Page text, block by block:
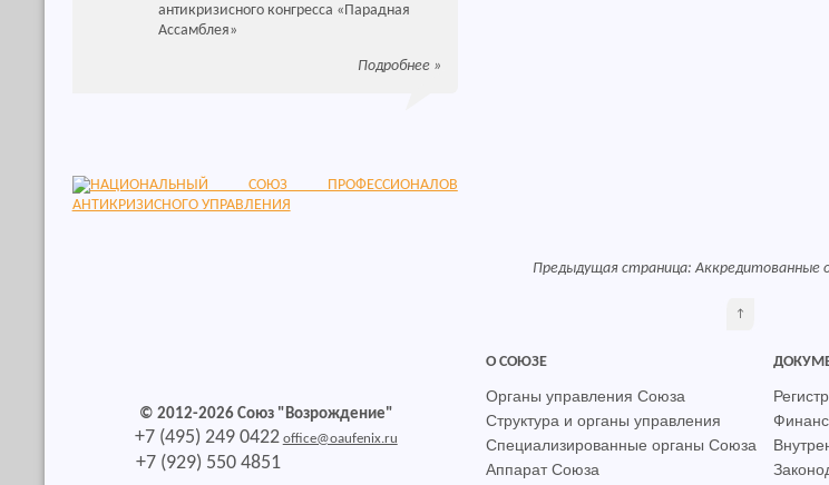
антикризисного конгресса «Парадная
Ассамблея»
Подробнее»
Предыдущая страница:Аккредитованные
↑
© 2012-2026 Союз "Возрождение"
+7 (495) 249 0422 office@oaufenix.ru
+7 (929) 550 4851
О СОЮЗЕ
Органы управления Союза
Структура и органы управления
Специализированные органы Союза
Аппарат Союза